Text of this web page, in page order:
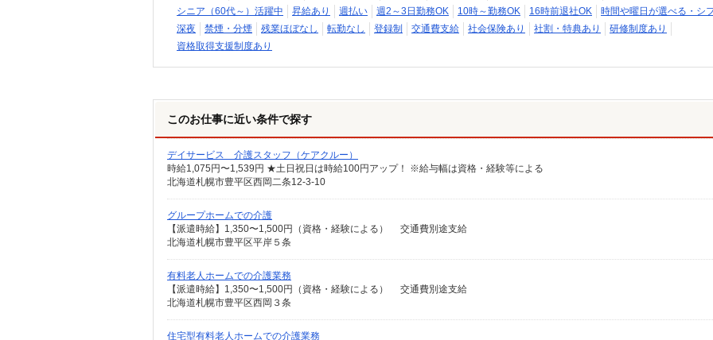
シニア（60代～）活躍中
昇給あり 週払い 週2～3日勤務OK 10時～勤務OK 16時前退社OK
時間や曜日が選べる・シ
深夜
禁煙・分煙 残業ほぼなし 転勤なし 登録制 交通費支給 社会保険あり 社割・特典あり
研修制度あり
資格取得支援制度あり
このお仕事に近い条件で探す
デイサービス 介護スタッフ（ケアクルー）
時給1,075円〜1,539円 ★土日祝日は時給100円アップ！ ※給与幅は資格・経験等による
北海道札幌市豊平区西岡二条12-3-10
グループホームでの介護
【派遣時給】1,350〜1,500円（資格・経験による） 交通費別途支給
北海道札幌市豊平区平岸５条
有料老人ホームでの介護業務
【派遣時給】1,350〜1,500円（資格・経験による） 交通費別途支給
北海道札幌市豊平区西岡３条
住宅型有料老人ホームでの介護業務